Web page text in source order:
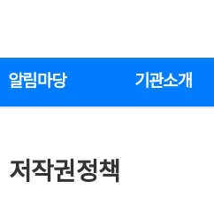
알림마당 기관소개
저작권정책